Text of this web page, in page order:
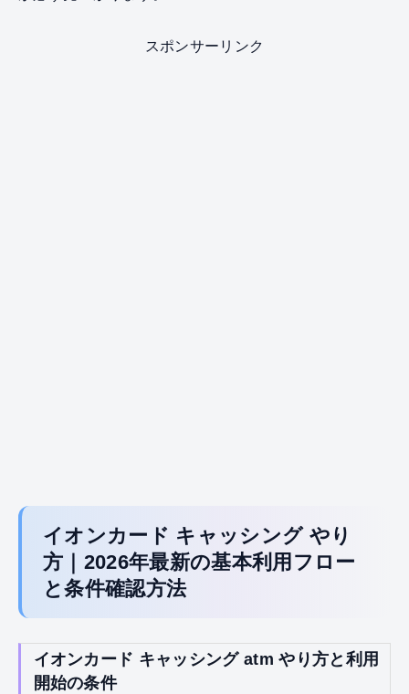
スポンサーリンク
イオンカード キャッシング やり
方｜2026年最新の基本利用フロー
と条件確認方法
イオンカード キャッシング atm やり方と利用
開始の条件